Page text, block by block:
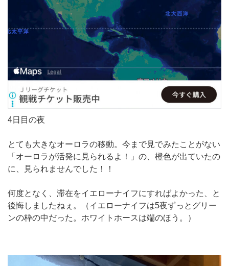
4日目の夜
とても大きなオーロラの移動。今まで見でみたことがない
「オーロラが活発に見られるよ！」の、橙色が出ていたの
に、見られませんでした！！
何度となく、滞在をイエローナイフにすればよかった、と
後悔しましたねぇ。（イエローナイフは5夜ずっとグリー
ンの枠の中だった。ホワイトホースは端のほう。）